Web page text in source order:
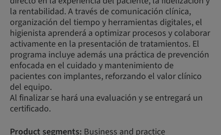
la rentabilidad. A través de comunicación clínica,
organización del tiempo y herramientas digitales, el
higienista aprenderá a optimizar procesos y colaborar
activamente en la presentación de tratamientos. El
programa incluye además una práctica de prevención
enfocada en el cuidado y mantenimiento de
pacientes con implantes, reforzando el valor clínico
del equipo.
Al finalizar se hará una evaluación y se entregará un
certificado.
Product segments: Business and practice